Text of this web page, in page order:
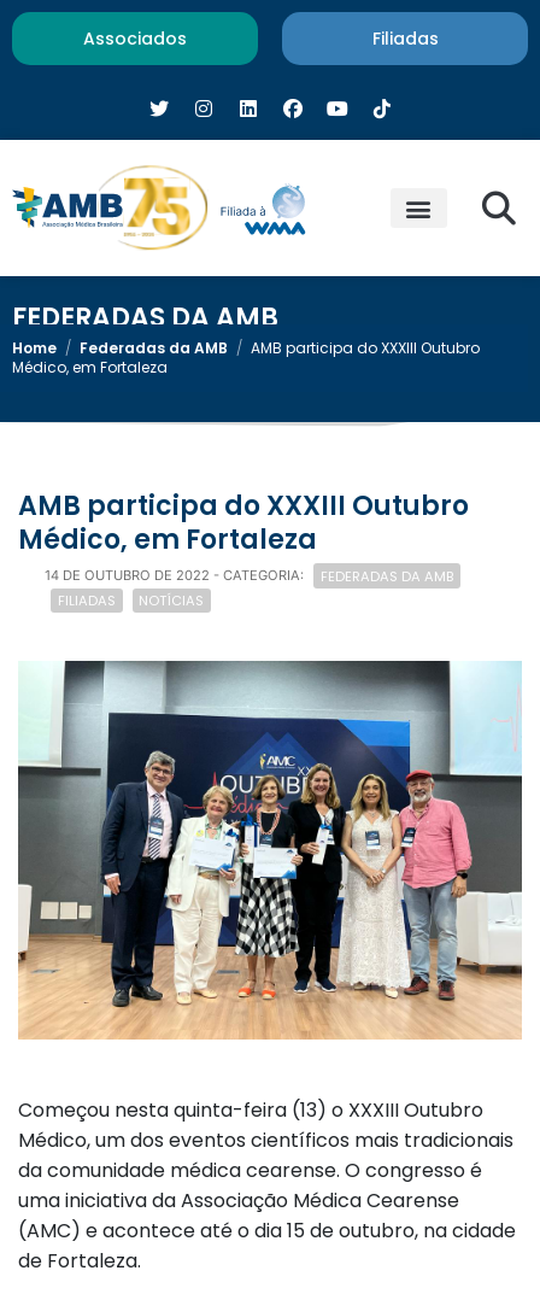
Associados Filiadas
FEDERADAS DA AMB
Home / Federadas da AMB / AMB participa do XXXIII Outubro
Médico, em Fortaleza
AMB participa do XXXIII Outubro
Médico, em Fortaleza
14 DE OUTUBRO DE 2022 - CATEGORIA:
FEDERADAS DA AMB
FILIADAS
NOTÍCIAS
Começou nesta quinta-feira (13) o XXXIII Outubro
Médico, um dos eventos científicos mais tradicionais
da comunidade médica cearense. O congresso é
uma iniciativa da Associação Médica Cearense
(AMC) e acontece até o dia 15 de outubro, na cidade
de Fortaleza.